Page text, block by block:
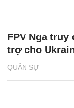
QUÂN SỰ
FPV Nga truy
trợ cho